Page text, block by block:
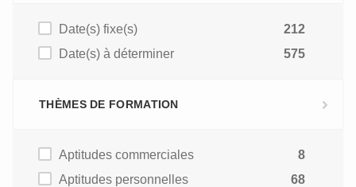
Date(s) fixe(s)
212
Date(s) à déterminer
575
THÈMES DE FORMATION
Aptitudes commerciales
8
Aptitudes personnelles
68